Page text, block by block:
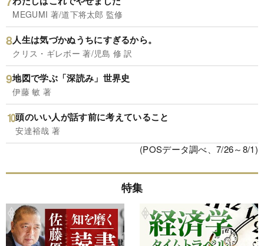
MEGUMI 著/道下将太郎 監修
人生は気づかぬうちにすぎるから。
クリス・ギレボー 著/児島 修 訳
地図で学ぶ「深読み」世界史
伊藤 敏 著
頭のいい人が話す前に考えていること
安達裕哉 著
(POSデータ調べ、7/26～8/1)
特集